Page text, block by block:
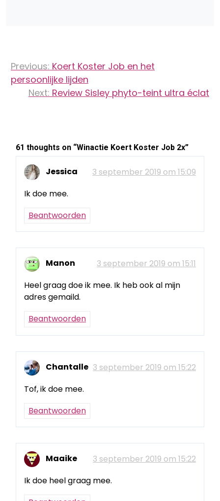
navigatie
Previous: Koert Koster Job en het
persoonlijke lijden
Next: Review Sisley phyto-teint ultra éclat
61 thoughts on “Winactie Koert Koster Job 2x”
Jessica
3 september 2019 om 15:09
Ik doe mee.
Beantwoorden
Manon
3 september 2019 om 15:11
Heel graag doe ik mee. Ik heb ook al mijn
adres gemaild.
Beantwoorden
Chantalle 3 september 2019 om 15:22
Tof, ik doe mee.
Beantwoorden
Maaike
3 september 2019 om 15:22
Ik doe heel graag mee.